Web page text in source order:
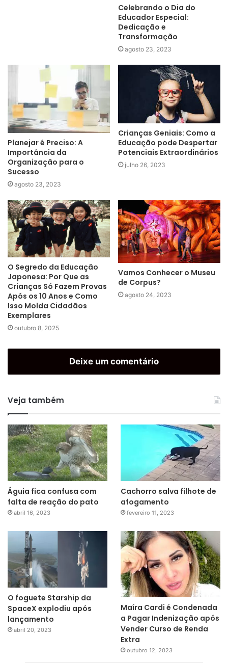
Celebrando o Dia do
Educador Especial:
Dedicação e
Transformação
agosto 23, 2023
Planejar é Preciso: A
Importância da
Organização para o
Sucesso
agosto 23, 2023
Crianças Geniais: Como a
Educação pode Despertar
Potenciais Extraordinários
julho 26, 2023
O Segredo da Educação
Japonesa: Por Que as
Crianças Só Fazem Provas
Após os 10 Anos e Como
Isso Molda Cidadãos
Exemplares
outubro 8, 2025
Vamos Conhecer o Museu
de Corpus?
agosto 24, 2023
Deixe um comentário
Veja também
Águia fica confusa com
falta de reação do pato
abril 16, 2023
Cachorro salva filhote de
afogamento
fevereiro 11, 2023
O foguete Starship da
SpaceX explodiu após
lançamento
abril 20, 2023
Maíra Cardi é Condenada
a Pagar Indenização após
Vender Curso de Renda
Extra
outubro 12, 2023